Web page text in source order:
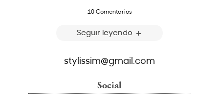
10 Comentarios
Seguir leyendo
stylissim@gmail.com
Social